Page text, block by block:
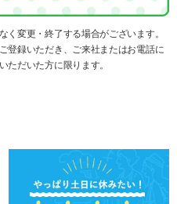
変更・終了する場合がございます。
登録いただき、ご来社またはお電話に
ただいた方に限ります。